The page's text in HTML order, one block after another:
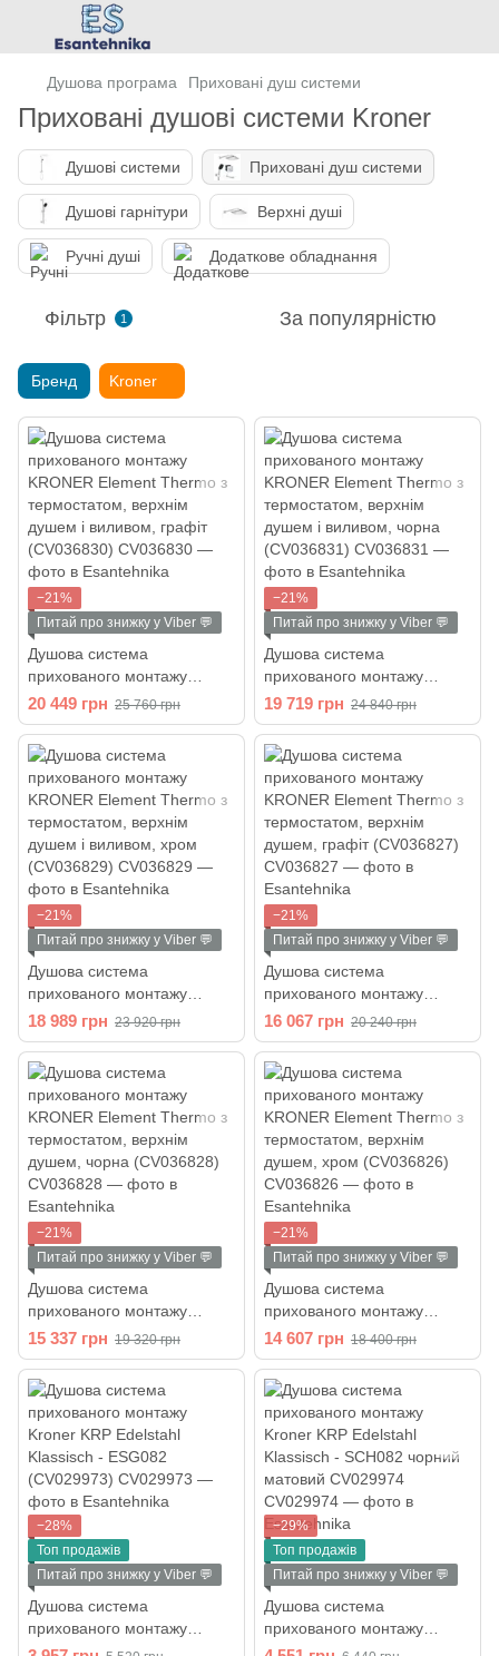
Душова програма Приховані душ системи
Приховані душові системи Kroner
Душові системи Приховані душ системи
Душові гарнітури Верхні душі
Ручні душі Додаткове обладнання
Фільтр 1 За популярністю
Бренд Kroner
−21%
Питай про знижку у Viber 💬
Душова система
прихованого монтажу
KRONER Element Thermo з
термостатом, верхнім
душем і виливом, графіт
(CV036830)
20 449 грн 25 760 грн
−21%
Питай про знижку у Viber 💬
Душова система
прихованого монтажу
KRONER Element Thermo з
термостатом, верхнім
душем і виливом, чорна
(CV036831)
19 719 грн 24 840 грн
−21%
Питай про знижку у Viber 💬
Душова система
прихованого монтажу
KRONER Element Thermo з
термостатом, верхнім
душем і виливом, хром
(CV036829)
18 989 грн 23 920 грн
−21%
Питай про знижку у Viber 💬
Душова система
прихованого монтажу
KRONER Element Thermo з
термостатом, верхнім
душем, графіт (CV036827)
16 067 грн 20 240 грн
−21%
Питай про знижку у Viber 💬
Душова система
прихованого монтажу
KRONER Element Thermo з
термостатом, верхнім
душем, чорна (CV036828)
15 337 грн 19 320 грн
−21%
Питай про знижку у Viber 💬
Душова система
прихованого монтажу
KRONER Element Thermo з
термостатом, верхнім
душем, хром (CV036826)
14 607 грн 18 400 грн
−28%
Топ продажів
Питай про знижку у Viber 💬
Душова система
прихованого монтажу
Kroner KRP Edelstahl
−29%
Топ продажів
Питай про знижку у Viber 💬
Душова система
прихованого монтажу
Kroner KRP Edelstahl